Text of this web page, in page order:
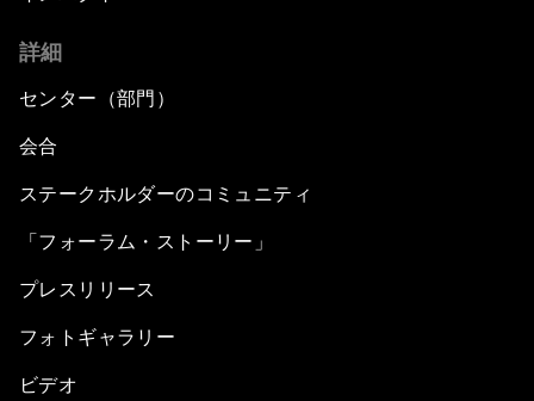
詳細
センター（部門）
会合
ステークホルダーのコミュニティ
「フォーラム・ストーリー」
プレスリリース
フォトギャラリー
ビデオ